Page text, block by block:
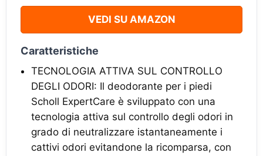
VEDI SU AMAZON
Caratteristiche
TECNOLOGIA ATTIVA SUL CONTROLLO
DEGLI ODORI: Il deodorante per i piedi
Scholl ExpertCare è sviluppato con una
tecnologia attiva sul controllo degli odori in
grado di neutralizzare istantaneamente i
cattivi odori evitandone la ricomparsa, con